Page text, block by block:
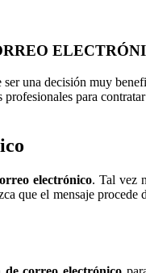
una decisión muy
para
electrónico. Tal vez
que el mensaje